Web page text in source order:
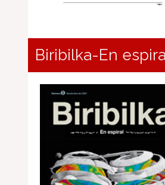
Biribilka-En